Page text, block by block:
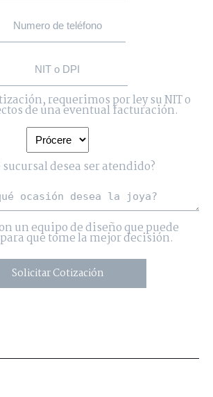
requerimos por ley su NIT o
de una eventual facturación.
sucursal desea ser atendido?
un equipo de diseño que puede
que tome la mejor decisión.